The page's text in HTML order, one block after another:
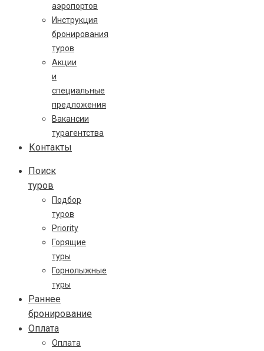
аэропортов
Инструкция
бронирования
туров
Акции
и
специальные
предложения
Вакансии
турагентства
Контакты
Поиск
туров
Подбор
туров
Priority
Горящие
туры
Горнолыжные
туры
Раннее
бронирование
Оплата
Оплата